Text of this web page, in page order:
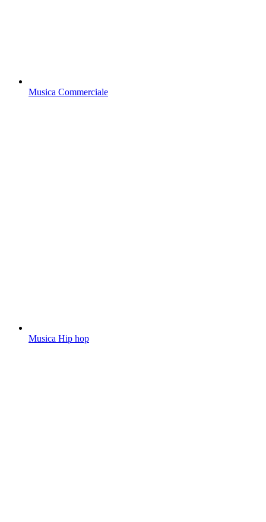
Musica Commerciale
Musica Hip hop